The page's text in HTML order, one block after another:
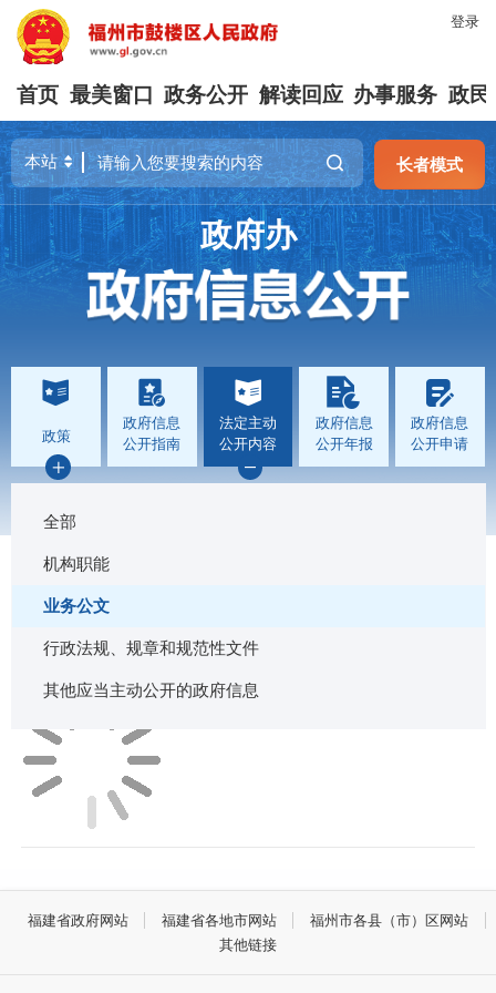
登录
首页 最美窗口 政务公开 解读回应 办事服务 政民
长者模式
政府办
政策
行政规范性文件
政府信息
公开指南
法定主动
公开内容
全部
机构职能
业务公文
行政法规、规章和规范性文件
其他应当主动公开的政府信息
政府信息
公开年报
政府信息
公开申请
业务公文
福建省政府网站 福建省各地市网站
福州市各县（市）区网站
其他链接